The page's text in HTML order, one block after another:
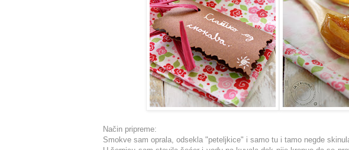
Način pripreme:
Smokve sam oprala, odsekla "peteljkice" i samo tu i tamo negde